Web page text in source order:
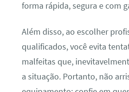
forma rápida, segura e com
Além disso, ao escolher
qualificados, você evita
malfeitas que,
a situação. Portanto, não